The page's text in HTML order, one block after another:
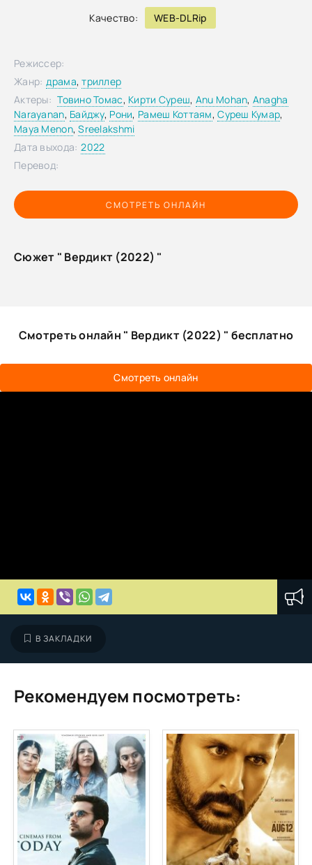
Качество: WEB-DLRip
СМОТРЕТЬ ОНЛАЙН
Режиссер:
Жанр: драма,триллер
Актеры: Товино Томас, Кирти Суреш, Anu Mohan, Anagha
Narayanan, Байджу, Рони, Рамеш Коттаям,Суреш Кумар,
Maya Menon,Sreelakshmi
Дата выхода: 2022
Перевод:
Сюжет " Вердикт (2022) "
Смотреть онлайн " Вердикт (2022) " бесплатно
Смотреть онлайн
В ЗАКЛАДКИ
Рекомендуем посмотреть: